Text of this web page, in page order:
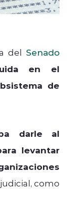
del Senado
en el
de
darle al
levantar
como